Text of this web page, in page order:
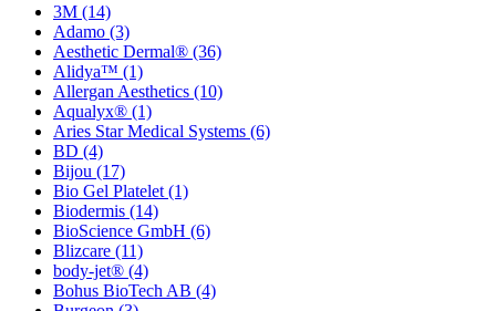
3M (14)
Adamo (3)
Aesthetic Dermal® (36)
Alidya™ (1)
Allergan Aesthetics (10)
Aqualyx® (1)
Aries Star Medical Systems (6)
BD (4)
Bijou (17)
Bio Gel Platelet (1)
Biodermis (14)
BioScience GmbH (6)
Blizcare (11)
body-jet® (4)
Bohus BioTech AB (4)